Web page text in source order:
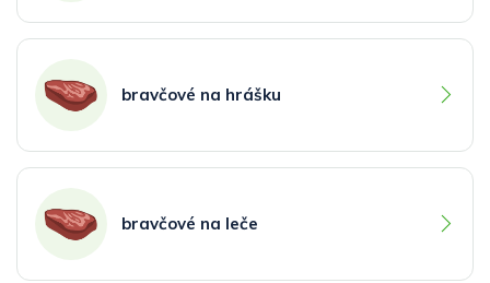
bravčové na hrášku
bravčové na leče